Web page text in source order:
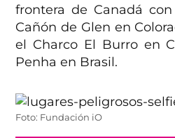
frontera de Canadá
Cañón de Glen en
el Charco El Burro en
Penha en Brasil.
Foto: Fundación iO